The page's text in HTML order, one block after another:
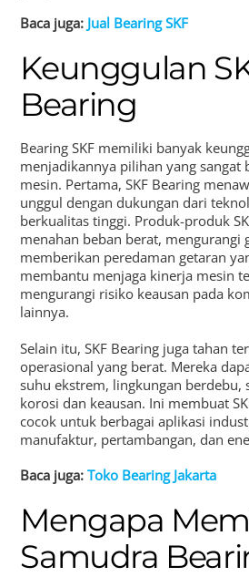
Baca juga: Jual Bearing SKF
Keunggulan
Bearing
Bearing SKF memiliki banyak
menjadikannya pilihan yang sangat
mesin. Pertama, SKF Bearing
unggul dengan dukungan dari
berkualitas tinggi. Produk-produk
menahan beban berat, mengurangi
memberikan peredaman getaran
membantu menjaga kinerja mesin
mengurangi risiko keausan pada
lainnya.
Selain itu, SKF Bearing juga tahan
operasional yang berat. Mereka
suhu ekstrem, lingkungan berdebu,
korosi dan keausan. Ini membuat
cocok untuk berbagai aplikasi
manufaktur, pertambangan, dan
Baca juga:Toko Bearing Jakarta
Mengapa
Samudra